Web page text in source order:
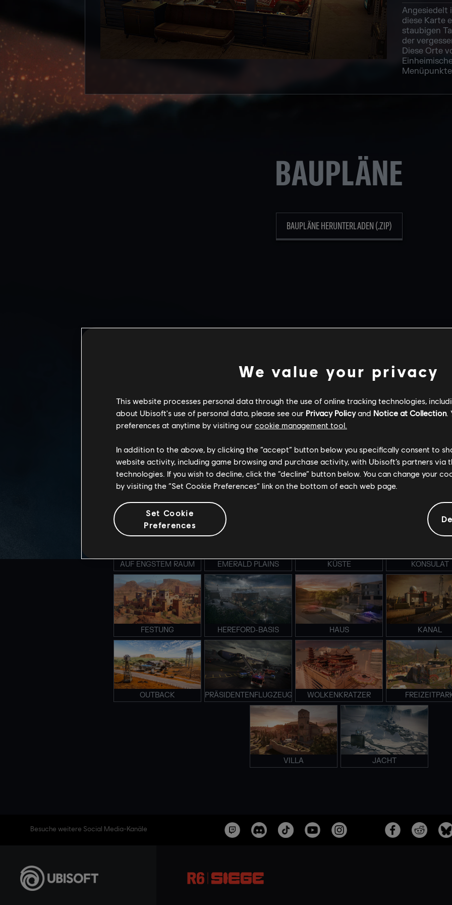
Angesiedelt
diese Karte
staubigen
der
Diese Orte
BAUPLÄNE
BAUPLÄNE HERUNTERLADEN (.ZIP)
AUF ENGSTEM RAUM EMERALD PLAINS KÜSTE KONSULAT
FESTUNG HEREFORD-BASIS HAUS KANAL
OUTBACK PRÄSIDENTENFLUGZEUG WOLKENKRATZER
VILLA JACHT
Besuche weitere Social Media-Kanäle
We value your privacy
This website processes personal data through the use of online tracking technologies,
about Ubisoft's use of personal data, please see our Privacy Policyand Notice at Collection.
preferences at anytime by visiting our cookie management tool.
In addition to the above, by clicking the “accept” button below you specifically consent to
website activity, including game browsing and purchase activity, with Ubisoft’s partners via
technologies. If you wish to decline, click the “decline” button below. You can change your
by visiting the “Set Cookie Preferences” link on the bottom of each web page.
Set Cookie
Preferences